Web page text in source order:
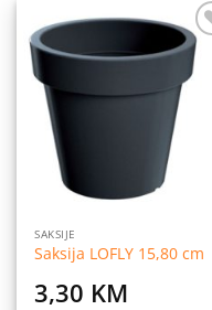
SAKSIJE
Saksija LOFLY 15,80 cm
3,30 KM